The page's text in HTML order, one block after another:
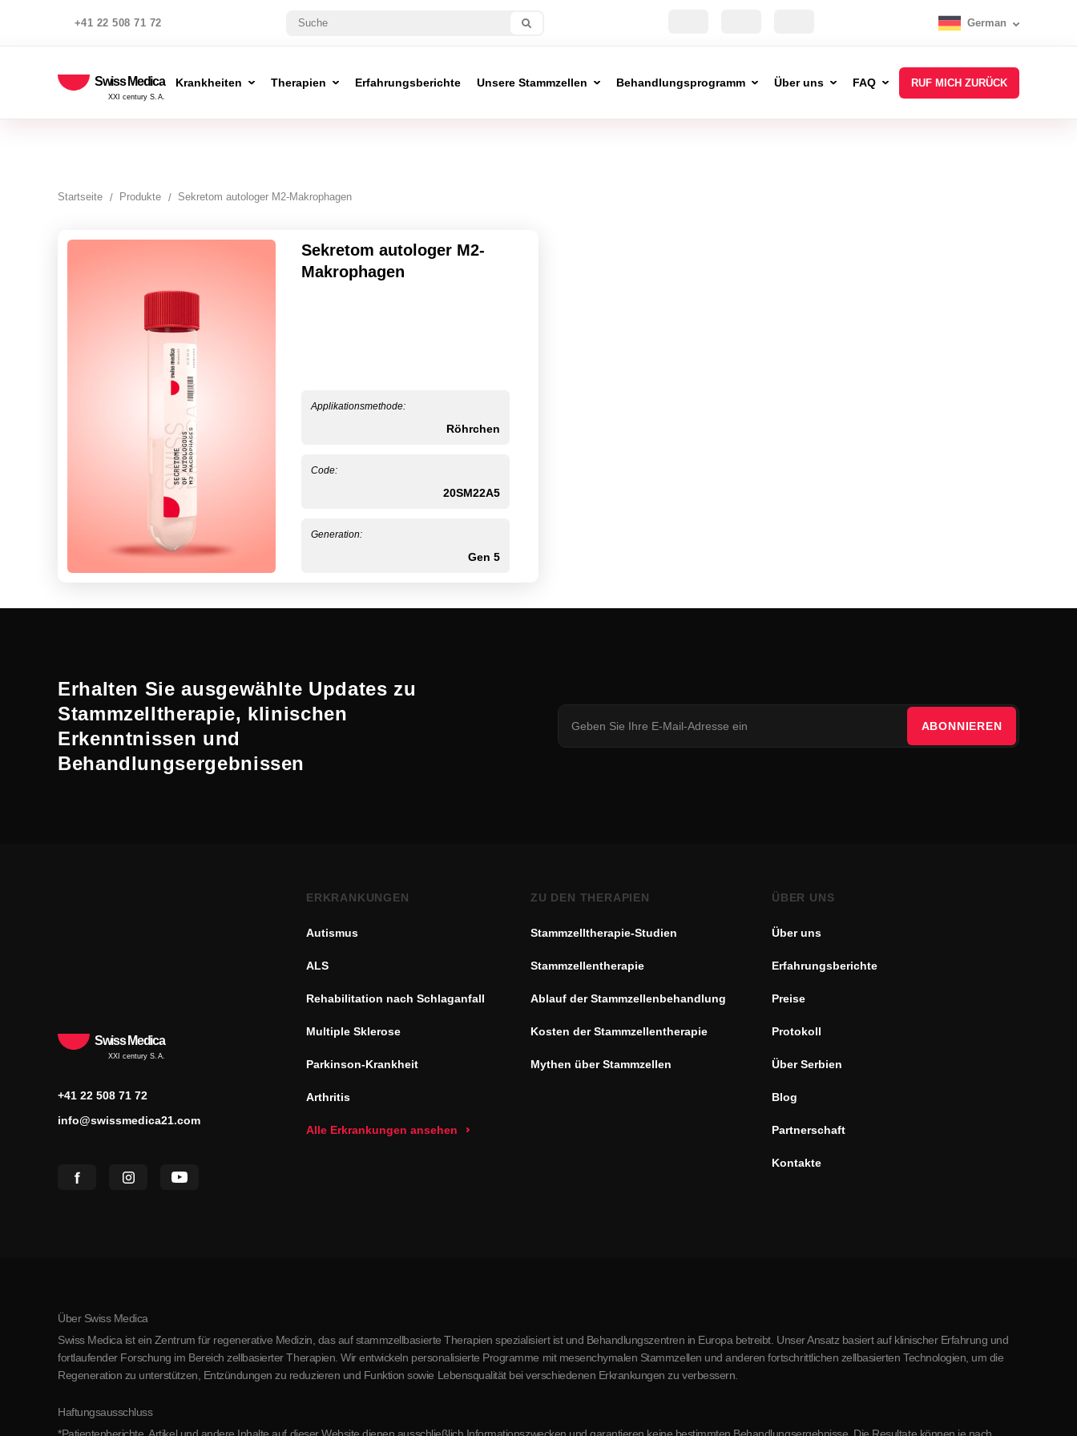
+41 22 508 71 72 German
Swiss Medica
XXI century S.A.
Krankheiten Therapien Erfahrungsberichte Unsere Stammzellen Behandlungsprogramm Über uns FAQ RUF MICH ZURÜCK
Startseite Produkte Sekretom autologer M2-Makrophagen
Sekretom autologer M2-
Makrophagen
Applikationsmethode:
Röhrchen
Code:
20SM22A5
Generation:
Gen 5
Erhalten Sie ausgewählte Updates zu
Stammzelltherapie, klinischen
Erkenntnissen und
Behandlungsergebnissen
ABONNIEREN
Swiss Medica
XXI century S.A.
+41 22 508 71 72
info@swissmedica21.com
ERKRANKUNGEN
Autismus
ALS
Rehabilitation nach Schlaganfall
Multiple Sklerose
Parkinson-Krankheit
Arthritis
Alle Erkrankungen ansehen
ZU DEN THERAPIEN
Stammzelltherapie-Studien
Stammzellentherapie
Ablauf der Stammzellenbehandlung
Kosten der Stammzellentherapie
Mythen über Stammzellen
ÜBER UNS
Über uns
Erfahrungsberichte
Preise
Protokoll
Über Serbien
Blog
Partnerschaft
Kontakte
Über Swiss Medica
Swiss Medica ist ein Zentrum für regenerative Medizin, das auf stammzellbasierte Therapien spezialisiert ist und Behandlungszentren in Europa betreibt. Unser Ansatz basiert auf klinischer Erfahrung und
fortlaufender Forschung im Bereich zellbasierter Therapien. Wir entwickeln personalisierte Programme mit mesenchymalen Stammzellen und anderen fortschrittlichen zellbasierten Technologien, um die
Regeneration zu unterstützen, Entzündungen zu reduzieren und Funktion sowie Lebensqualität bei verschiedenen Erkrankungen zu verbessern.
Haftungsausschluss